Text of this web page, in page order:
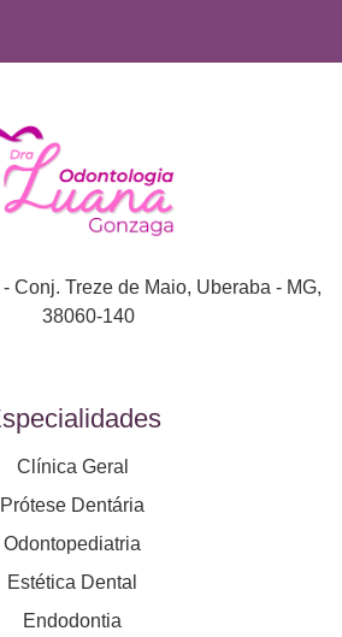
Conj. Treze de Maio, Uberaba - MG,
38060-140
Clínica Geral
Prótese Dentária
Odontopediatria
Estética Dental
Endodontia